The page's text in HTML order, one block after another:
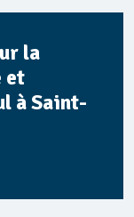
la
et
à Saint-